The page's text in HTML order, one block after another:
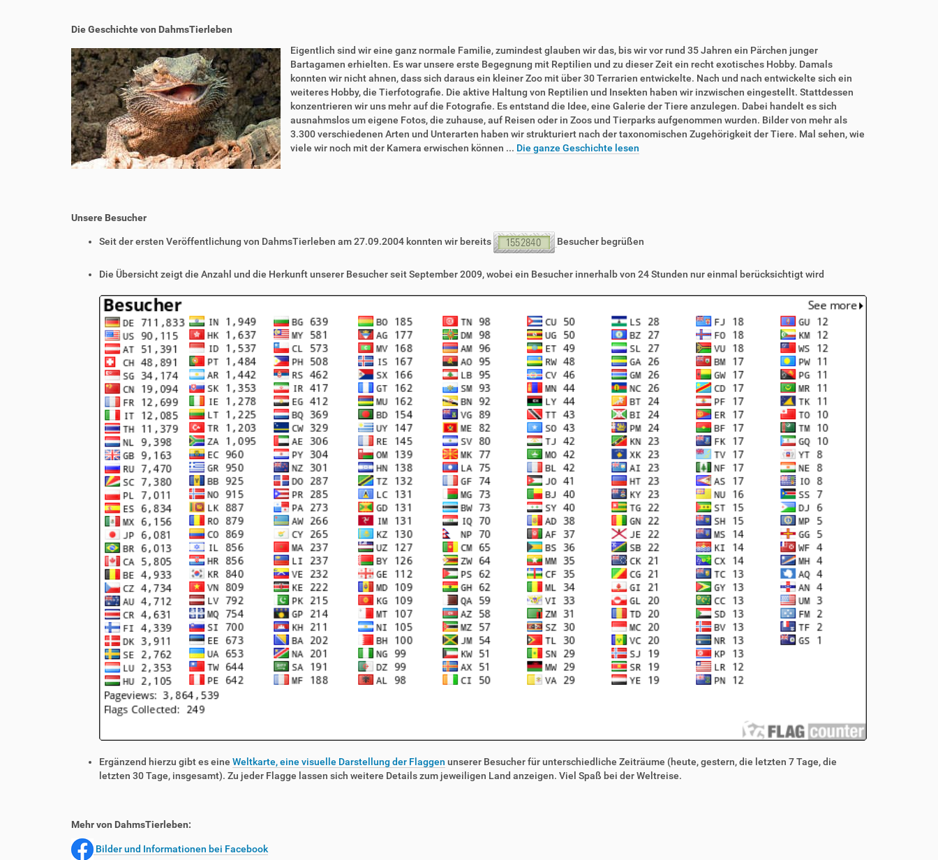
Die Geschichte von DahmsTierleben
Eigentlich sind wir eine ganz normale Familie, zumindest glauben wir das, bis wir vor rund 35 Jahren ein Pärchen junger
Bartagamen erhielten. Es war unsere erste Begegnung mit Reptilien und zu dieser Zeit ein recht exotisches Hobby. Damals
konnten wir nicht ahnen, dass sich daraus ein kleiner Zoo mit über 30 Terrarien entwickelte. Nach und nach entwickelte sich ein
weiteres Hobby, die Tierfotografie. Die aktive Haltung von Reptilien und Insekten haben wir inzwischen eingestellt. Stattdessen
konzentrieren wir uns mehr auf die Fotografie. Es entstand die Idee, eine Galerie der Tiere anzulegen. Dabei handelt es sich
ausnahmslos um eigene Fotos, die zuhause, auf Reisen oder in Zoos und Tierparks aufgenommen wurden. Bilder von mehr als
3.300 verschiedenen Arten und Unterarten haben wir strukturiert nach der taxonomischen Zugehörigkeit der Tiere. Mal sehen, wie
viele wir noch mit der Kamera erwischen können ... Die ganze Geschichte lesen
Unsere Besucher
Seit der ersten Veröffentlichung von DahmsTierleben am 27.09.2004 konnten wir bereits Besucher begrüßen
Die Übersicht zeigt die Anzahl und die Herkunft unserer Besucher seit September 2009, wobei ein Besucher innerhalb von 24 Stunden nur einmal berücksichtigt wird
Ergänzend hierzu gibt es eine Weltkarte, eine visuelle Darstellung der Flaggen unserer Besucher für unterschiedliche Zeiträume (heute, gestern, die letzten 7 Tage, die
letzten 30 Tage, insgesamt). Zu jeder Flagge lassen sich weitere Details zum jeweiligen Land anzeigen. Viel Spaß bei der Weltreise.
Mehr von DahmsTierleben:
Bilder und Informationen bei Facebook